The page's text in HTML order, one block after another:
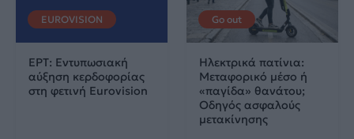
EUROVISION
ΕΡΤ: Εντυπωσιακή
αύξηση κερδοφορίας
στη φετινή Eurovision
Go out
Ηλεκτρικά πατίνια:
Μεταφορικό μέσο ή
«παγίδα» θανάτου;
Οδηγός ασφαλούς
μετακίνησης